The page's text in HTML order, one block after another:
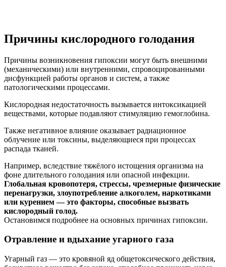
Причины кислородного голодания
Причины возникновения гипоксии могут быть внешними
(механическими) или внутренними, спровоцированными
дисфункцией работы органов и систем, а также
патологическими процессами.
Кислородная недостаточность вызывается интоксикацией
веществами, которые подавляют стимуляцию гемоглобина.
Также негативное влияние оказывает радиационное
облучение или токсины, выделяющиеся при процессах
распада тканей.
Например, вследствие тяжёлого истощения организма на
фоне длительного голодания или опасной инфекции.
Глобальная кровопотеря, стрессы, чрезмерные физические
перенагрузки, злоупотребление алкоголем, наркотиками
или курением — это факторы, способные вызвать
кислородный голод.
Остановимся подробнее на основных причинах гипоксии.
Отравление и вдыхание угарного газа
Угарный газ — это кровяной яд общетоксического действия,